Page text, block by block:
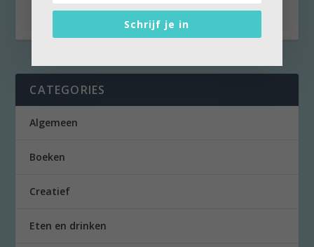
CATEGORIES
Algemeen
Boeken
Creatief
Eten en drinken
Schrijf je in